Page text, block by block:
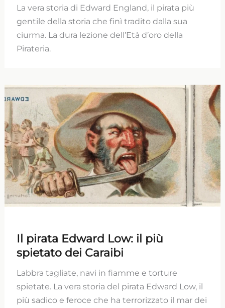
La vera storia di Edward England, il pirata più
gentile della storia che finì tradito dalla sua
ciurma. La dura lezione dell’Età d’oro della
Pirateria.
Il pirata Edward Low: il più
spietato dei Caraibi
Labbra tagliate, navi in fiamme e torture
spietate. La vera storia del pirata Edward Low, il
più sadico e feroce che ha terrorizzato il mar dei